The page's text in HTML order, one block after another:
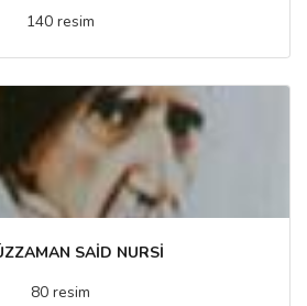
140 resim
SAİD NURSİ
80 resim